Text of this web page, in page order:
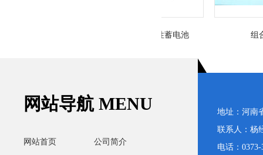
组合系列 (1)
地址：河南
联系人：
电话：
网站导航 MENU
网站首页 公司简介